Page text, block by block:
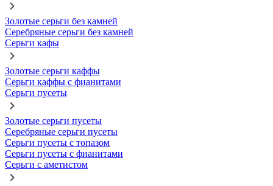
Золотые серьги без камней
Серебряные серьги без камней
Серьги кафы
Золотые серьги каффы
Серьги каффы с фианитами
Серьги пусеты
Золотые серьги пусеты
Серебряные серьги пусеты
Серьги пусеты с топазом
Серьги пусеты с фианитами
Серьги с аметистом